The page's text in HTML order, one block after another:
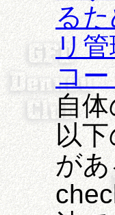
る
リ
コ
自
以
が